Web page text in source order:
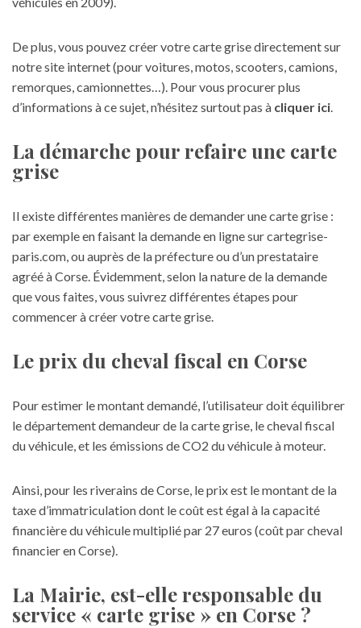
De plus, vous pouvez créer votre carte grise directement sur
notre site internet (pour voitures, motos, scooters, camions,
remorques, camionnettes…). Pour vous procurer plus
d’informations à ce sujet, n’hésitez surtout pas à cliquer ici.
La démarche pour refaire une carte
grise
Il existe différentes manières de demander une carte grise :
par exemple en faisant la demande en ligne sur cartegrise-
paris.com, ou auprès de la préfecture ou d’un prestataire
agréé à Corse. Évidemment, selon la nature de la demande
que vous faites, vous suivrez différentes étapes pour
commencer à créer votre carte grise.
Le prix du cheval fiscal en Corse
Pour estimer le montant demandé, l’utilisateur doit équilibrer
le département demandeur de la carte grise, le cheval fiscal
du véhicule, et les émissions de CO2 du véhicule à moteur.
Ainsi, pour les riverains de Corse, le prix est le montant de la
taxe d’immatriculation dont le coût est égal à la capacité
financière du véhicule multiplié par 27 euros (coût par cheval
financier en Corse).
La Mairie, est-elle responsable du
service « carte grise » en Corse ?